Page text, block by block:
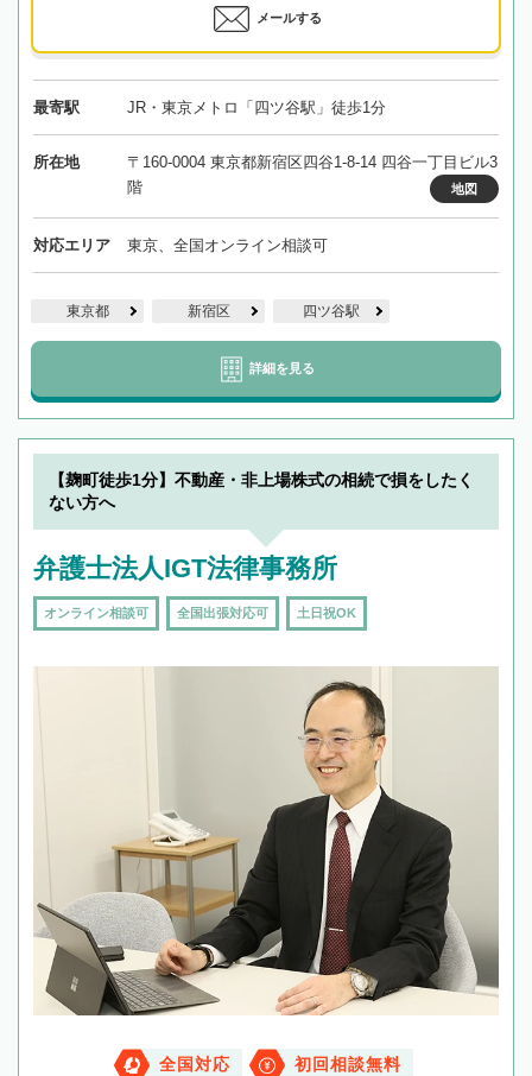
メールする
最寄駅 JR・東京メトロ「四ツ谷駅」徒歩1分
所在地
〒160-0004 東京都新宿区四谷1-8-14 四谷一丁目ビル3
階
地図
対応エリア 東京、全国オンライン相談可
東京都 新宿区 四ツ谷駅
詳細を見る
【麹町徒歩1分】不動産・非上場株式の相続で損をしたく
ない方へ
弁護士法人IGT法律事務所
オンライン相談可 全国出張対応可 土日祝OK
全国対応 初回相談無料